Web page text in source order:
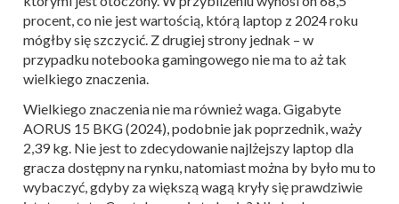
procent, co nie jest wartością, którą laptop z 2024 roku
mógłby się szczycić. Z drugiej strony jednak – w
przypadku notebooka gamingowego nie ma to aż tak
wielkiego znaczenia.
Wielkiego znaczenia nie ma również waga. Gigabyte
AORUS 15 BKG (2024), podobnie jak poprzednik, waży
2,39 kg. Nie jest to zdecydowanie najlżejszy laptop dla
gracza dostępny na rynku, natomiast można by było mu to
wybaczyć, gdyby za większą wagą kryły się prawdziwie